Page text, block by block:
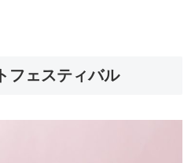
フェスティバル